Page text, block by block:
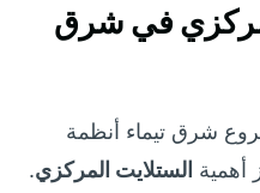
في شرق
شرق تيماء أنظمة
أهمية الستلايت المركزي.